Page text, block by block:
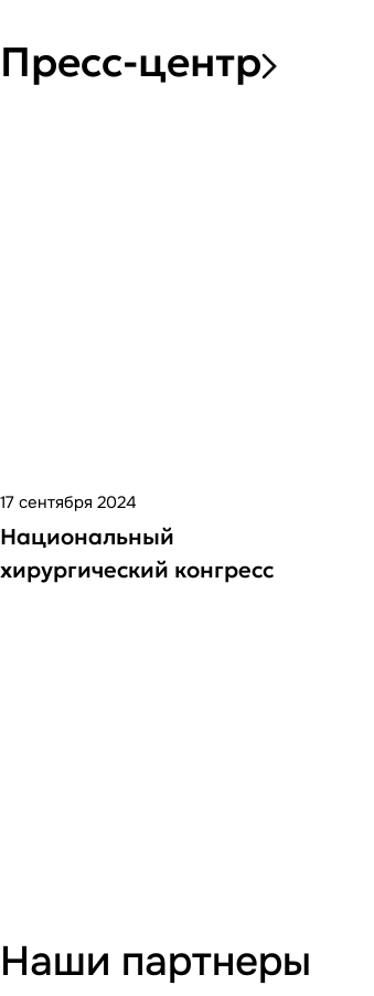
Пресс-центр
17 сентября 2024
Национальный
хирургический конгресс
Наши партнеры